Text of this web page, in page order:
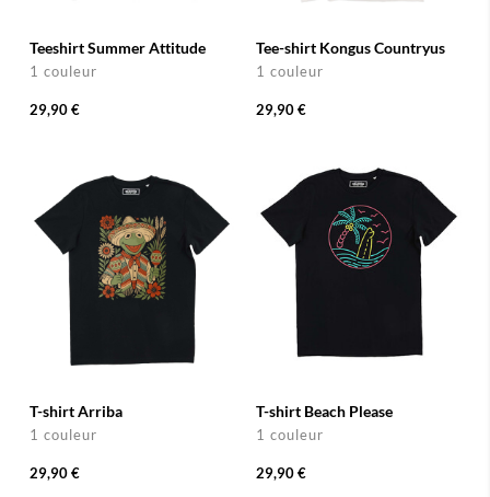
Teeshirt Summer Attitude
1 couleur
29,90 €
Tee-shirt Kongus Countryus
1 couleur
29,90 €
T-shirt Arriba
1 couleur
29,90 €
T-shirt Beach Please
1 couleur
29,90 €